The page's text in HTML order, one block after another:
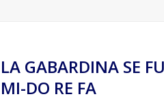
LA GABARDINA SE
MI-DO RE FA